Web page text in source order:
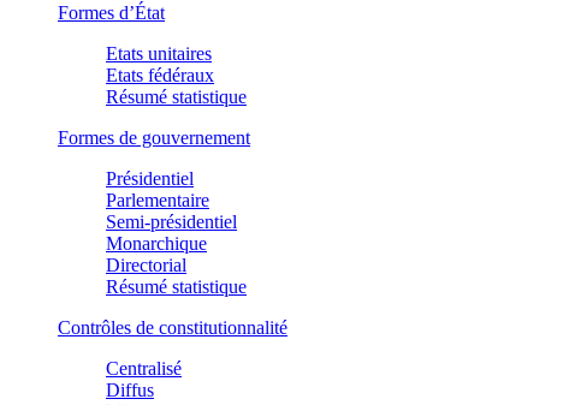
Formes d’État
Etats unitaires
Etats fédéraux
Résumé statistique
Formes de gouvernement
Présidentiel
Parlementaire
Semi-présidentiel
Monarchique
Directorial
Résumé statistique
Contrôles de constitutionnalité
Centralisé
Diffus